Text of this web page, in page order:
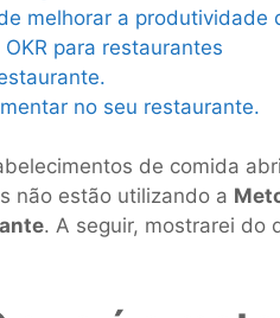
melhorar a produtividade
para restaurantes
no seu restaurante.
de comida
não estão utilizando a
. A seguir, mostrarei do